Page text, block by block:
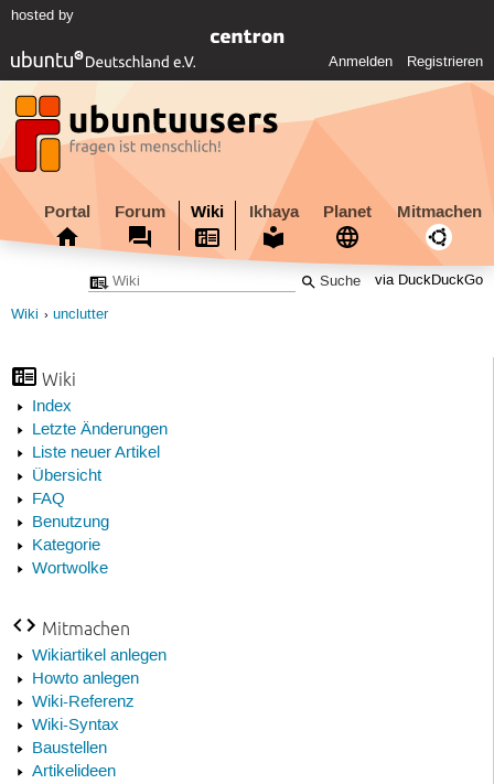
hosted by
Anmelden Registrieren
Portal Forum Wiki Ikhaya Planet Mitmachen
via DuckDuckGo
Wiki unclutter
Wiki
Index
Letzte Änderungen
Liste neuer Artikel
Übersicht
FAQ
Benutzung
Kategorie
Wortwolke
Mitmachen
Wikiartikel anlegen
Howto anlegen
Wiki-Referenz
Wiki-Syntax
Baustellen
Artikelideen